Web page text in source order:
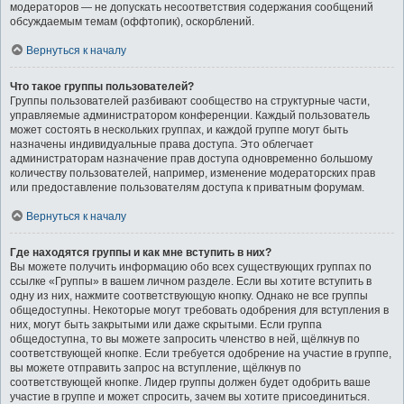
модераторов — не допускать несоответствия содержания сообщений
обсуждаемым темам (оффтопик), оскорблений.
Вернуться к началу
Что такое группы пользователей?
Группы пользователей разбивают сообщество на структурные части,
управляемые администратором конференции. Каждый пользователь
может состоять в нескольких группах, и каждой группе могут быть
назначены индивидуальные права доступа. Это облегчает
администраторам назначение прав доступа одновременно большому
количеству пользователей, например, изменение модераторских прав
или предоставление пользователям доступа к приватным форумам.
Вернуться к началу
Где находятся группы и как мне вступить в них?
Вы можете получить информацию обо всех существующих группах по
ссылке «Группы» в вашем личном разделе. Если вы хотите вступить в
одну из них, нажмите соответствующую кнопку. Однако не все группы
общедоступны. Некоторые могут требовать одобрения для вступления в
них, могут быть закрытыми или даже скрытыми. Если группа
общедоступна, то вы можете запросить членство в ней, щёлкнув по
соответствующей кнопке. Если требуется одобрение на участие в группе,
вы можете отправить запрос на вступление, щёлкнув по
соответствующей кнопке. Лидер группы должен будет одобрить ваше
участие в группе и может спросить, зачем вы хотите присоединиться.